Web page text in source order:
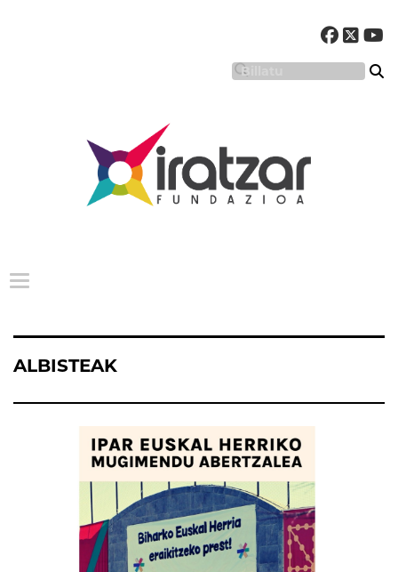
Menu nagusia
ALBISTEAK